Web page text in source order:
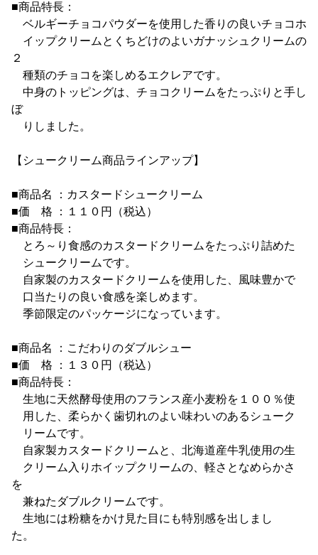
■商品特長：
ベルギーチョコパウダーを使用した香りの良いチョコホ
イップクリームとくちどけのよいガナッシュクリームの
２
種類のチョコを楽しめるエクレアです。
中身のトッピングは、チョコクリームをたっぷりと手し
ぼ
りしました。
【シュークリーム商品ラインアップ】
■商品名 ：カスタードシュークリーム
■価 格 ：１１０円（税込）
■商品特長：
とろ～り食感のカスタードクリームをたっぷり詰めた
シュークリームです。
自家製のカスタードクリームを使用した、風味豊かで
口当たりの良い食感を楽しめます。
季節限定のパッケージになっています。
■商品名 ：こだわりのダブルシュー
■価 格 ：１３０円（税込）
■商品特長：
生地に天然酵母使用のフランス産小麦粉を１００％使
用した、柔らかく歯切れのよい味わいのあるシューク
リームです。
自家製カスタードクリームと、北海道産牛乳使用の生
クリーム入りホイップクリームの、軽さとなめらかさ
を
兼ねたダブルクリームです。
生地には粉糖をかけ見た目にも特別感を出しまし
た。